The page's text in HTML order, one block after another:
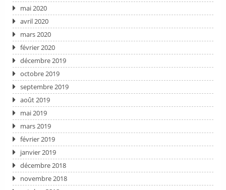
mai 2020
avril 2020
mars 2020
février 2020
décembre 2019
octobre 2019
septembre 2019
août 2019
mai 2019
mars 2019
février 2019
janvier 2019
décembre 2018
novembre 2018